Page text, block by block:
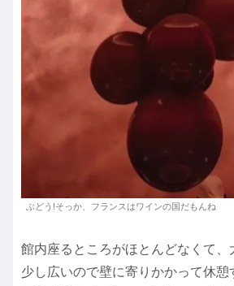
ぶどう!そっか、フランスはワインの国だもんね
館内座るところがほとんどなくて、
少し広いので壁に寄りかかって休憩